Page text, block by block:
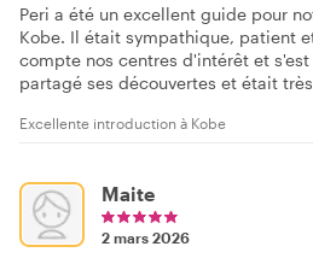
Peri a été un excellent guide pour
Kobe. Il était sympathique, patient
compte nos centres d'intérêt et
partagé ses découvertes et était
Excellente introduction à Kobe
Maite
2 mars 2026